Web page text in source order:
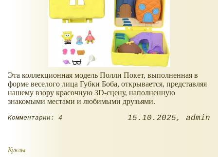
Эта коллекционная модель Полли Покет, выполненная в
форме веселого лица Губки Боба, открывается, представляя
нашему взору красочную 3D-сцену, наполненную
знакомыми местами и любимыми друзьями.
Комментарии: 4 15.10.2025 admin
Куклы